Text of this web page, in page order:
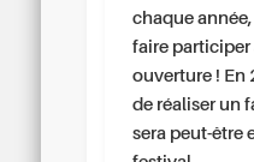
chaque
faire participer
ouverture ! En
de réaliser un
sera peut-être